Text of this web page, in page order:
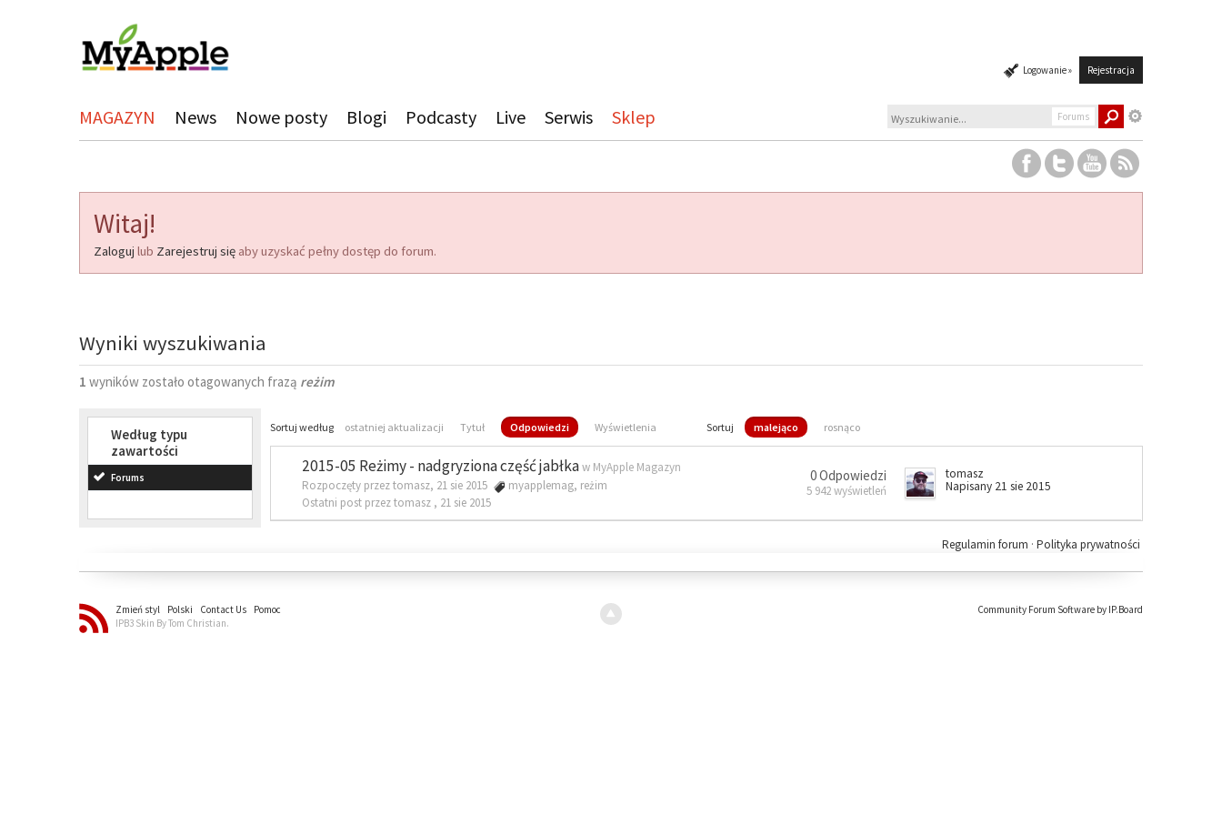
Logowanie » Rejestracja
MAGAZYN News Nowe posty Blogi Podcasty Live Serwis Sklep Forums
Witaj!
Zaloguj lub Zarejestruj się aby uzyskać pełny dostęp do forum.
Wyniki wyszukiwania
1 wyników zostało otagowanych frazą reżim
Według typu
zawartości
Forums
Sortuj według ostatniej aktualizacji Tytuł Odpowiedzi Wyświetlenia Sortuj malejąco rosnąco
2015-05 Reżimy - nadgryziona część jabłkaw MyApple Magazyn
Rozpoczęty przez tomasz, 21 sie 2015
myapplemag, reżim
Ostatni post przez tomasz , 21 sie 2015
0 Odpowiedzi
5 942 wyświetleń
tomasz
Napisany 21 sie 2015
Polityka prywatności
Regulamin forum ·
Zmień styl Polski Contact Us
Pomoc
IPB3 Skin By Tom Christian.
Community Forum Software by IP.Board